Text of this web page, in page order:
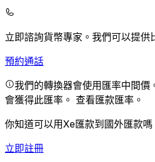
立即諮詢貨幣專家。 我們可以提供
預約通話
我們的轉換器會使用匯率中間價
會獲得此匯率。 查看匯款匯率。
你知道可以用Xe匯款到國外匯款嗎
立即註冊